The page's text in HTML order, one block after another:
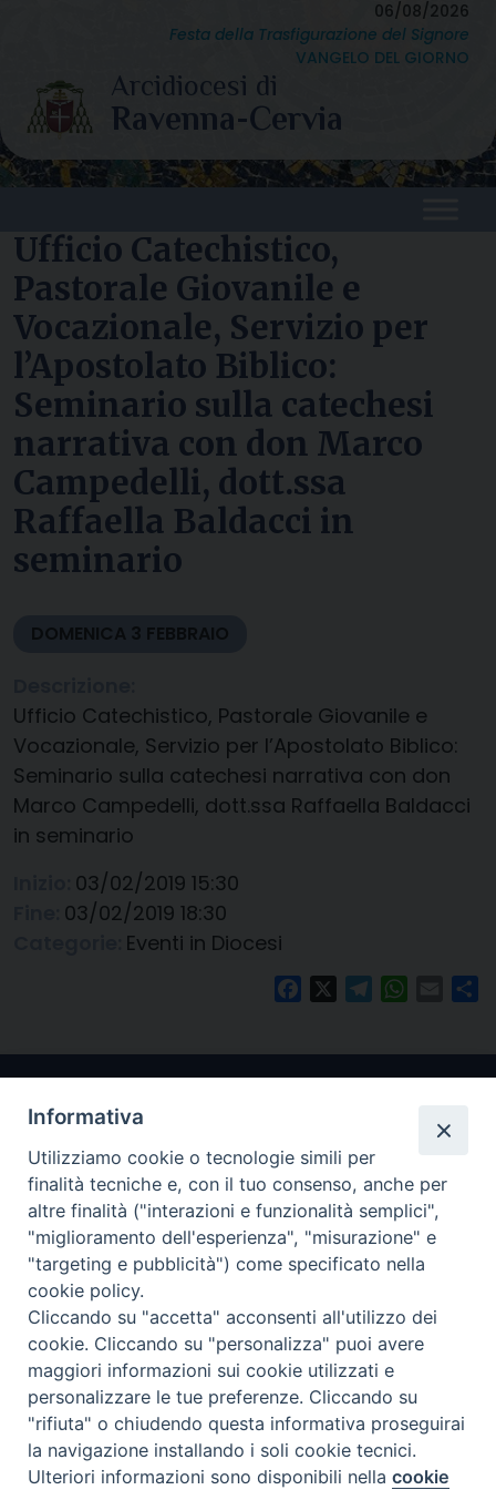
content
06/08/2026
Festa della Trasfigurazione del Signore
VANGELO DEL GIORNO
Ufficio Catechistico,
Pastorale Giovanile e
Vocazionale, Servizio per
l’Apostolato Biblico:
Seminario sulla catechesi
narrativa con don Marco
Campedelli, dott.ssa
Raffaella Baldacci in
seminario
DOMENICA 3 FEBBRAIO
Ufficio Catechistico, Pastorale Giovanile e
Vocazionale, Servizio per l’Apostolato Biblico:
Seminario sulla catechesi narrativa con don
Marco Campedelli, dott.ssa Raffaella Baldacci
in seminario
03/02/2019 15:30
03/02/2019 18:30
Eventi in Diocesi
FacebookTelegram Email
Arcidiocesi di Ravenna-Cervia
CONTATTI
Piazza Arcivescovado, 1 48121- Ravenna
tel 0544.541655
curia@diocesiravennacervia.it
Per segnalazioni tecniche e aggiornamenti:
webmaster@diocesiravennacervia.it
Preferenze Cookie
Informativa
Utilizziamo cookie o tecnologie simili per
finalità tecniche e, con il tuo consenso, anche per
altre finalità ("interazioni e funzionalità semplici",
"miglioramento dell'esperienza", "misurazione" e
"targeting e pubblicità") come specificato nella
cookie policy.
Cliccando su "accetta" acconsenti all'utilizzo dei
cookie. Cliccando su "personalizza" puoi avere
maggiori informazioni sui cookie utilizzati e
personalizzare le tue preferenze. Cliccando su
"rifiuta" o chiudendo questa informativa proseguirai
la navigazione installando i soli cookie tecnici.
Ulteriori informazioni sono disponibili nellacookie